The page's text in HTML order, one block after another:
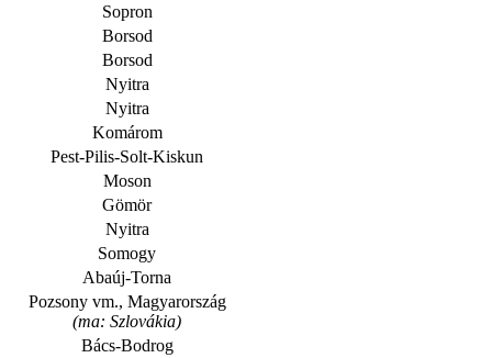
Sopron
Borsod
Borsod
Nyitra
Nyitra
Komárom
Pest-Pilis-Solt-Kiskun
Moson
Gömör
Nyitra
Somogy
Abaúj-Torna
Pozsony vm., Magyarország
(ma: Szlovákia)
Bács-Bodrog